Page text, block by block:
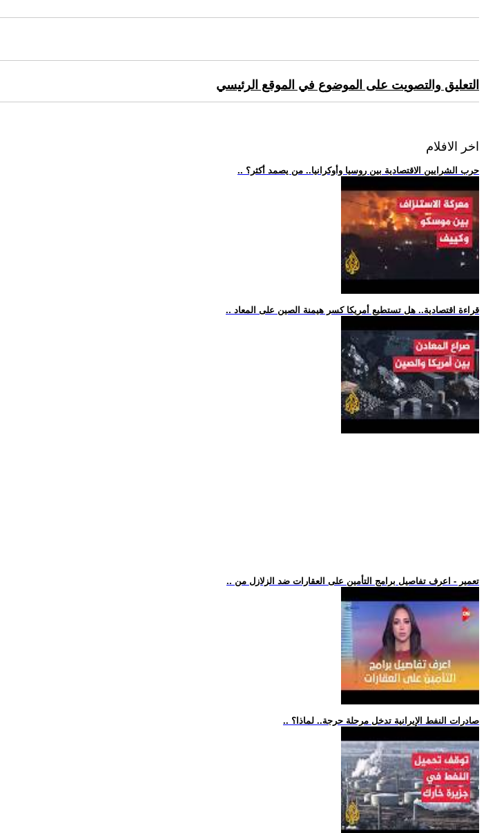
التعليق والتصويت على الموضوع في الموقع الرئيسي
اخر الافلام
.. حرب الشرايين الاقتصادية بين روسيا وأوكرانيا.. من يصمد أكثر؟
.. قراءة اقتصادية.. هل تستطيع أمريكا كسر هيمنة الصين على المعاد
.. تعمير - اعرف تفاصيل برامج التأمين على العقارات ضد الزلازل من
.. صادرات النفط الإيرانية تدخل مرحلة حرجة.. لماذا؟